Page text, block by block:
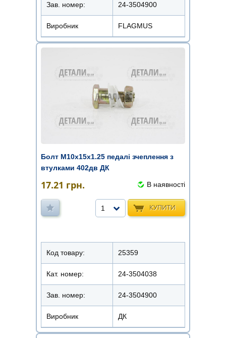
Зав. номер: 24-3504900
Виробник FLAGMUS
Болт М10х15х1.25 педалі зчеплення з
втулками 402дв ДК
17.21 грн. В наявності
КУПИТИ
1
Код товару: 25359
Кат. номер: 24-3504038
Зав. номер: 24-3504900
Виробник ДК